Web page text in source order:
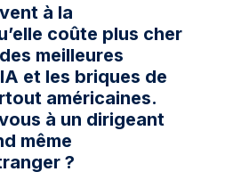
à la
coûte plus cher
meilleures
et les briques de
américaines.
à un dirigeant
même
?